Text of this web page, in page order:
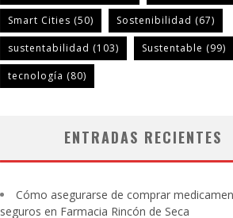
Smart Cities (50) Sostenibilidad (67)
sustentabilidad (103) Sustentable (99)
tecnología (80)
ENTRADAS RECIENTES
Cómo asegurarse de comprar
seguros en Farmacia Rincón de Seca